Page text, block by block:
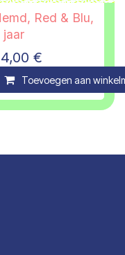
Compare
Red & Blu,
jaar
€
Toevoegen aan